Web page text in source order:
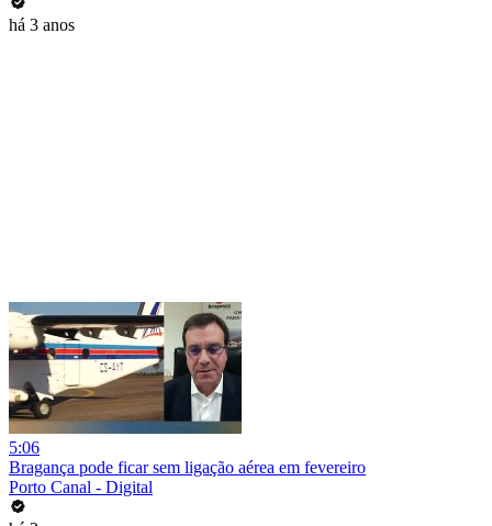
há 3 anos
5:06
Bragança pode ficar sem ligação aérea em fevereiro
Porto Canal - Digital